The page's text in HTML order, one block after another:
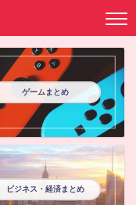
ゲームまとめ
ビジネス・経済まとめ